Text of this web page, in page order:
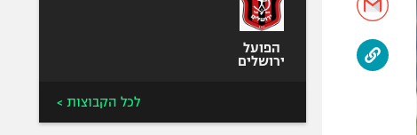
הפועל
ירושלים
לכל הקבוצות >